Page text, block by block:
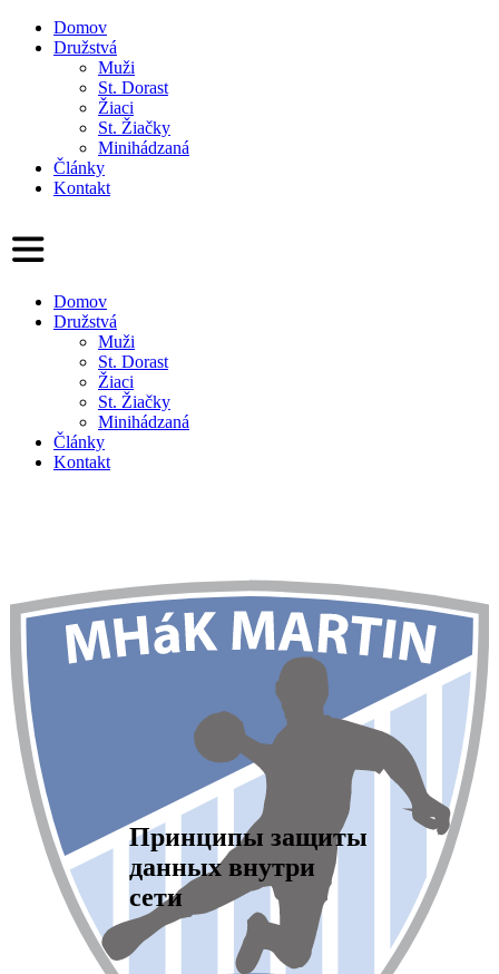
Domov
Družstvá
Muži
St. Dorast
Žiaci
St. Žiačky
Minihádzaná
Články
Kontakt
Domov
Družstvá
Muži
St. Dorast
Žiaci
St. Žiačky
Minihádzaná
Články
Kontakt
Принципы защиты
данных внутри
сети